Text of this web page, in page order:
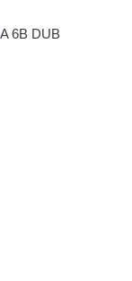
6B DUB